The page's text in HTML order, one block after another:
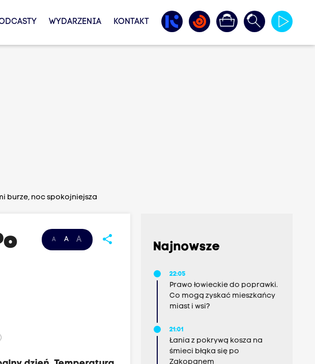
WYDARZENIA KONTAKT
burze, noc spokojniejsza
A A A share
Najnowsze
22:05
Prawo łowieckie do poprawki.
Co mogą zyskać mieszkańcy
miast i wsi?
21:01
Łania z pokrywą kosza na
śmieci błąka się po
Zakopanem